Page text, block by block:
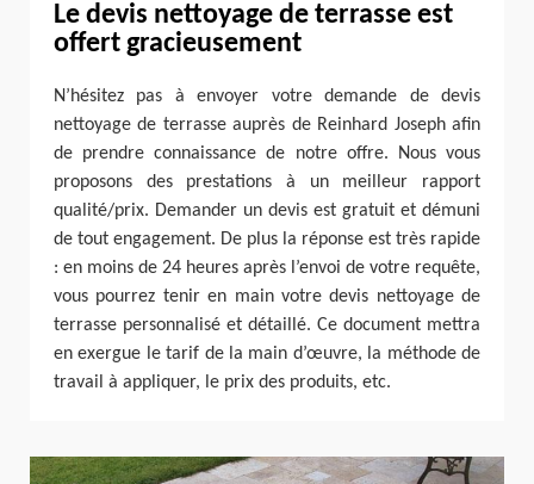
Le devis nettoyage de terrasse est
offert gracieusement
N’hésitez pas à envoyer votre demande de devis
nettoyage de terrasse auprès de Reinhard Joseph afin
de prendre connaissance de notre offre. Nous vous
proposons des prestations à un meilleur rapport
qualité/prix. Demander un devis est gratuit et démuni
de tout engagement. De plus la réponse est très rapide
: en moins de 24 heures après l’envoi de votre requête,
vous pourrez tenir en main votre devis nettoyage de
terrasse personnalisé et détaillé. Ce document mettra
en exergue le tarif de la main d’œuvre, la méthode de
travail à appliquer, le prix des produits, etc.